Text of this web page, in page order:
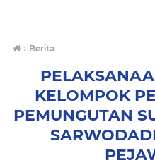
› Berita
KELOMPOK
PEMUNGUTAN